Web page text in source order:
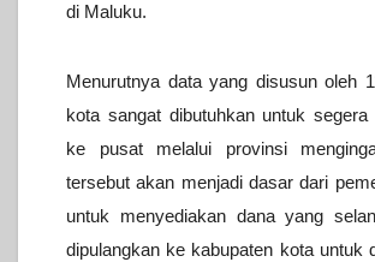
di Maluku.
Menurutnya data yang disusun oleh
kota sangat dibutuhkan untuk segera
ke pusat melalui provinsi
tersebut akan menjadi dasar dari
untuk menyediakan dana yang
dipulangkan ke kabupaten kota untuk